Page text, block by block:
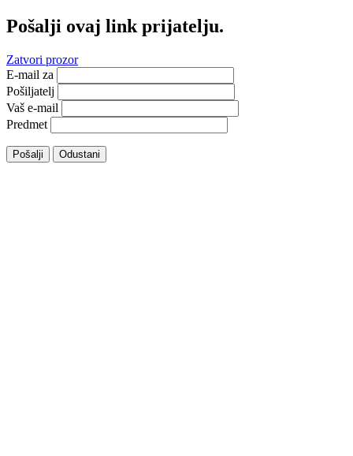
Pošalji ovaj link prijatelju.
Zatvori prozor
E-mail za
Pošiljatelj
Vaš e-mail
Predmet
Pošalji Odustani